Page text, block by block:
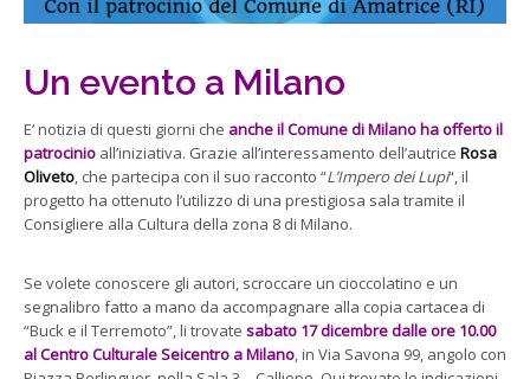
Un evento a Milano
E’ notizia di questi giorni che anche il Comune di Milano ha offerto il
patrocinio all’iniziativa. Grazie all’interessamento dell’autrice Rosa
Oliveto, che partecipa con il suo racconto “L’Impero dei Lupi“, il
progetto ha ottenuto l’utilizzo di una prestigiosa sala tramite il
Consigliere alla Cultura della zona 8 di Milano.
Se volete conoscere gli autori, scroccare un cioccolatino e un
segnalibro fatto a mano da accompagnare alla copia cartacea di
“Buck e il Terremoto”, li trovate sabato 17 dicembre dalle ore 10.00
al Centro Culturale Seicentro a Milano, in Via Savona 99, angolo con